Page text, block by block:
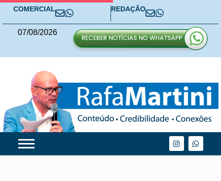
COMERCIAL REDAÇÃO
07/08/2026